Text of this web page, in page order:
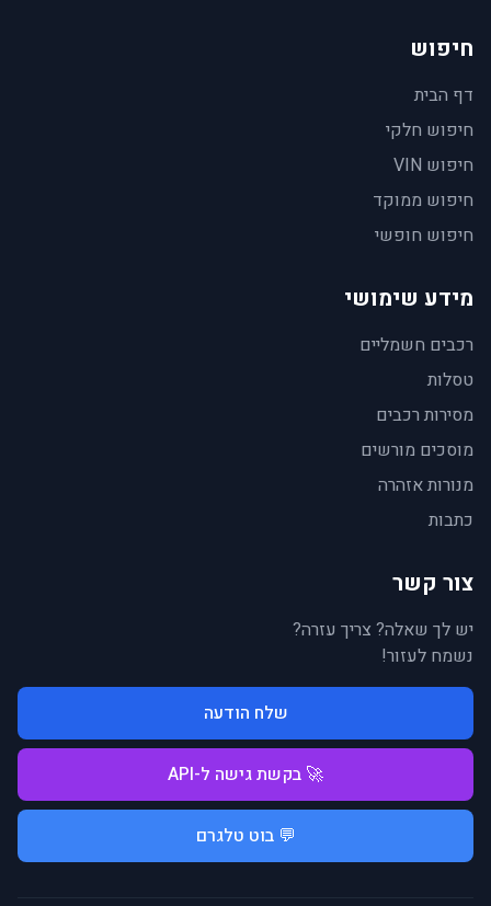
חיפוש
דף הבית
חיפוש חלקי
חיפוש VIN
חיפוש ממוקד
חיפוש חופשי
מידע שימושי
רכבים חשמליים
טסלות
מסירות רכבים
מוסכים מורשים
מנורות אזהרה
כתבות
צור קשר
יש לך שאלה? צריך עזרה?
נשמח לעזור!
שלח הודעה
🚀 בקשת גישה ל-API
💬 בוט טלגרם